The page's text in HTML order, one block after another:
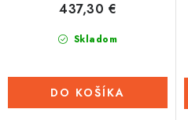
Tabuľky veľkostí odevov, prilieb a
Skladom
437,30 €
DO KOŠÍKA